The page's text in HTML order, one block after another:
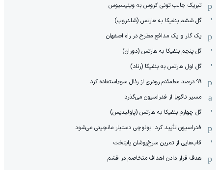
تبریک جالب تونی کروس به وینیسیوس
گل ششم بنفیکا به هارتس (شلدروپ)
یک گلر و یک مدافع مطرح در راه اصفهان
گل پنجم بنفیکا به هارتس (دوران)
گل اول هارتس به بنفیکا (رناد)
۹۹ درصد مطمئنم رودری از رئال سوءاستفاده کرد
مسیر ناگویا از فدراسیون می‌گذرد
گل چهارم بنفیکا به هارتس (پاولیدیس)
فدراسیون تأیید کرد: بونوچی دستیار مانچینی می‌شود
قاب‌هایی از تمرین سرخ‌پوشان پایتخت
هدف قرار دادن اهداف متخاصم در قشم